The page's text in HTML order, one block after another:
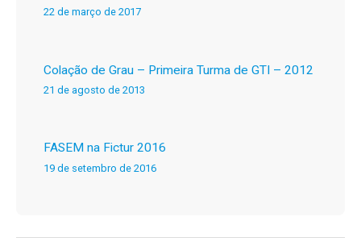
22 de março de 2017
Colação de Grau – Primeira Turma de GTI – 2012
21 de agosto de 2013
FASEM na Fictur 2016
19 de setembro de 2016